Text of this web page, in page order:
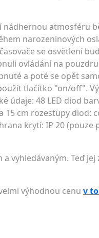
nádhernou atmosféru
narozeninových
se osvětlení
ovládání na
a poté se opět
tlačítko "on/off".
údaje: 48 LED diod
cm rozestupy diod:
krytí: IP 20 (pouze
vyhledávaným. Teď
výhodnou cenu v